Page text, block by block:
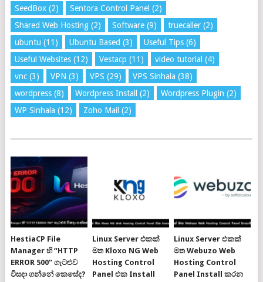
SeedBox(2) Sentora Control Panel (2)
Shared Web Hosting(2) Software(9) truecaller(2)
ubuntu (11) Ubuntu Based (3) Useful Tips(6)
Useful Websites(12) Vestacp (11) video tutorial (4)
vnc(3) VPN (3) VPS (29) VPS Sinhala (38)
wordpress(8) Wordpress Install (2) Wordpress Plugin (2)
WP Sinhala (12) Zoho Mail (2)
HestiaCP File
Manager හි “HTTP
ERROR 500” ගැටළුව
විසඳා ගන්නේ කෙසේද?
Linux Server එකක්
මත Kloxo NG Web
Hosting Control
Panel එක Install
Linux Server එකක්
මත Webuzo Web
Hosting Control
Panel Install කරන